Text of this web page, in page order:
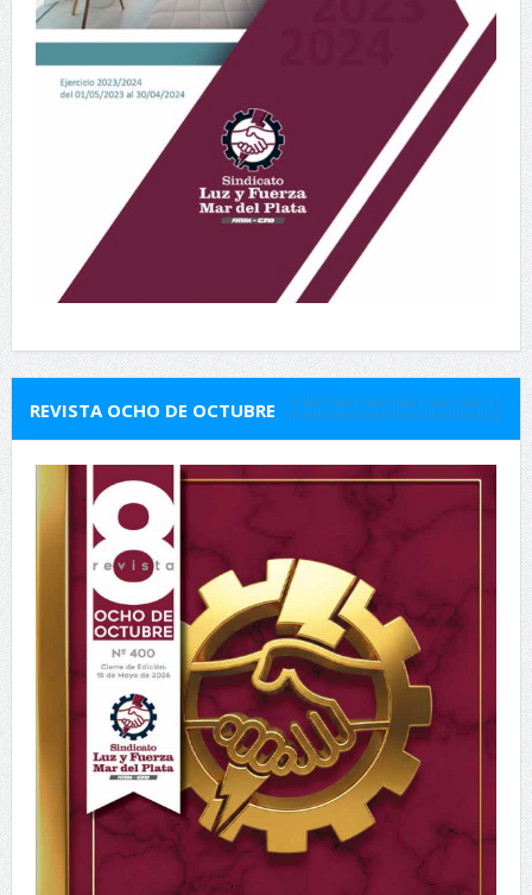
REVISTA OCHO DE OCTUBRE